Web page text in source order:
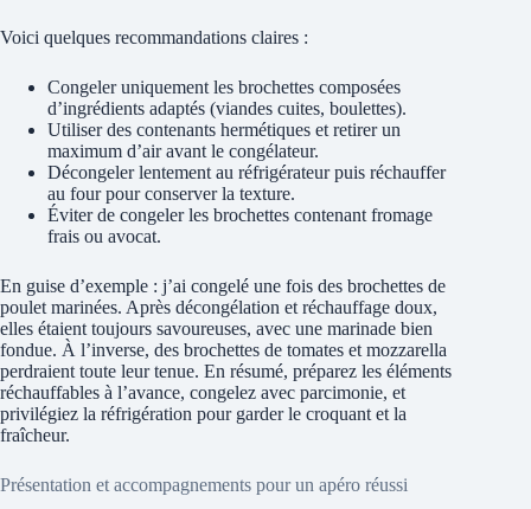
Voici quelques recommandations claires :
Congeler uniquement les brochettes composées
d’ingrédients adaptés (viandes cuites, boulettes).
Utiliser des contenants hermétiques et retirer un
maximum d’air avant le congélateur.
Décongeler lentement au réfrigérateur puis réchauffer
au four pour conserver la texture.
Éviter de congeler les brochettes contenant fromage
frais ou avocat.
En guise d’exemple : j’ai congelé une fois des brochettes de
poulet marinées. Après décongélation et réchauffage doux,
elles étaient toujours savoureuses, avec une marinade bien
fondue. À l’inverse, des brochettes de tomates et mozzarella
perdraient toute leur tenue. En résumé, préparez les éléments
réchauffables à l’avance, congelez avec parcimonie, et
privilégiez la réfrigération pour garder le croquant et la
fraîcheur.
Présentation et accompagnements pour un apéro réussi